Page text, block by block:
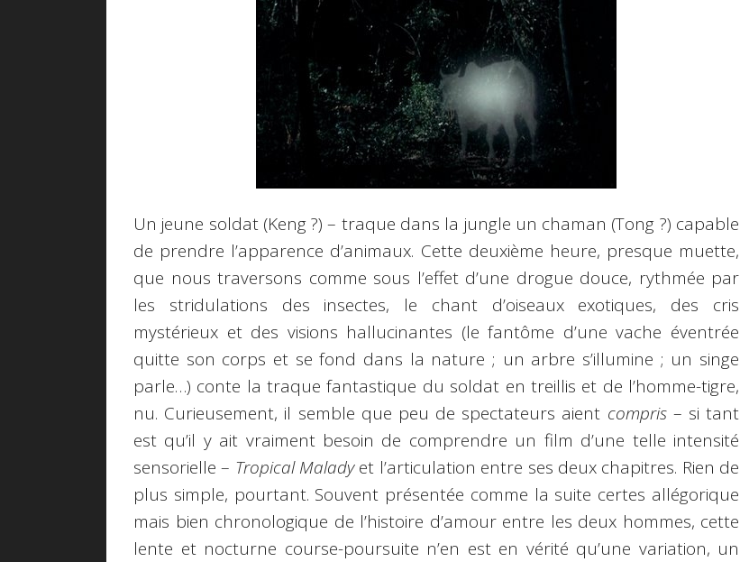
Un jeune soldat (Keng ?) – traque dans la jungle un chaman (Tong ?) capable
de prendre l’apparence d’animaux. Cette deuxième heure, presque muette,
que nous traversons comme sous l’effet d’une drogue douce, rythmée par
les stridulations des insectes, le chant d’oiseaux exotiques, des cris
mystérieux et des visions hallucinantes (le fantôme d’une vache éventrée
quitte son corps et se fond dans la nature ; un arbre s’illumine ; un singe
parle…) conte la traque fantastique du soldat en treillis et de l’homme-tigre,
nu. Curieusement, il semble que peu de spectateurs aient compris – si tant
est qu’il y ait vraiment besoin de comprendre un film d’une telle intensité
sensorielle – Tropical Maladyet l’articulation entre ses deux chapitres. Rien de
plus simple, pourtant. Souvent présentée comme la suite certes allégorique
mais bien chronologique de l’histoire d’amour entre les deux hommes, cette
lente et nocturne course-poursuite n’en est en vérité qu’une variation, un